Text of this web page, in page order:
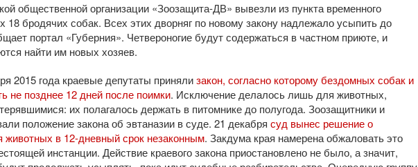
общественной организации «Зоозащита-ДВ» вывезли из пункта временного
18 бродячих собак. Всех этих дворняг по новому закону надлежало усыпить до
портал «Губерния». Четвероногие будут содержаться в частном приюте, и
найти им новых хозяев.
2015 года краевые депутаты принялизакон, согласно которому бездомных собак и
не позднее 12 дней после поимки. Исключение делалось лишь для животных,
их полагалось держать в питомнике до полугода. Зоозащитники и
положение закона об эвтаназии в суде. 21 декабря суд вынес решение о
животных в 12-дневный срок незаконным. Закдума края намерена обжаловать это
инстанции. Действие краевого закона приостановлено не было, а значит,